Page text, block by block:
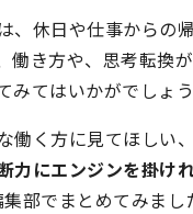
、休日や仕事からの
働き方や、思考転換
みてはいかがでしょ
働く方に見てほしい、
力にエンジンを掛け
部でまとめてみまし